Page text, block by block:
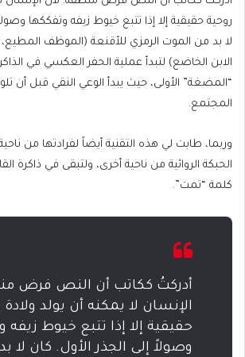
روحية حقيقية إلا إذا تتبع خيوط زيفه وتفككها
لا بد من الموت الرمزي للأقنعة (الموظف المطيع،
الابن الخاضع) لتبدأ عملية الحفر العكسي في
“المضغة” الأولى، حيث يبدأ الوعي النقي قبل أن
المجتمع.
وربما، طابت لي هذه التقنية أيضاً لفرادتها من
الحبكة الروائية من ناحية أخرى، ولتبقى في ذاكرة
كلمة “تمت”.
أدركتُ ككاتب أن النص فرض
الإنسان لا يمكنه أن يولد ولادة
حقيقية إلا إذا تتبع خيوط زيفه
وصولاً إلى الجذر الأول. كان لا